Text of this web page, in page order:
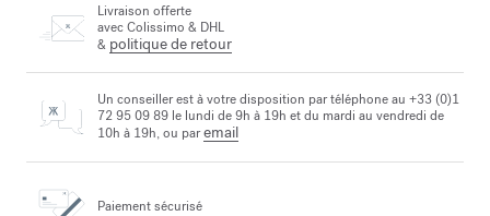
Livraison offerte
avec Colissimo & DHL
& politique de retour
Un conseiller est à votre disposition par téléphone au +33 (0)1
72 95 09 89 le lundi de 9h à 19h et du mardi au vendredi de
10h à 19h, ou paremail
Paiement sécurisé